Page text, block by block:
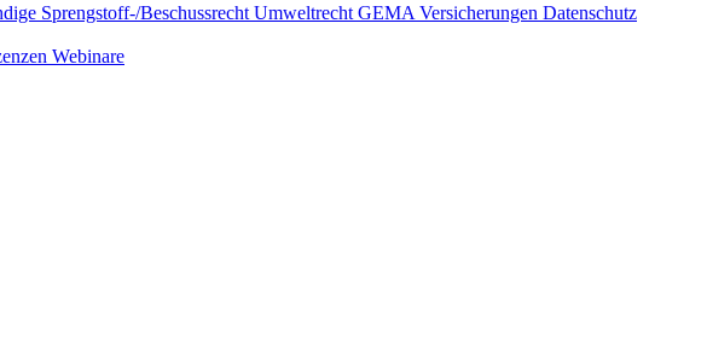
Sprengstoff-/Beschussrecht Umweltrecht GEMA Versicherungen Datenschutz
Webinare